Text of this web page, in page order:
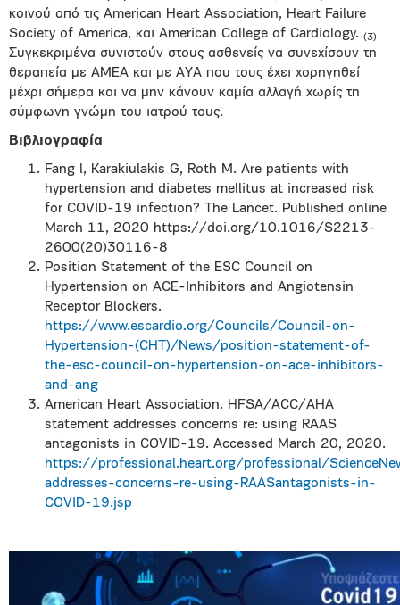
κοινού από τις American Heart Association, Heart Failure
Society of America, και American College of Cardiology. (3)
Συγκεκριμένα συνιστούν στους ασθενείς να συνεχίσουν τη
θεραπεία με ΑΜΕΑ και με ΑΥΑ που τους έχει χορηγηθεί
μέχρι σήμερα και να μην κάνουν καμία αλλαγή χωρίς τη
σύμφωνη γνώμη του ιατρού τους.
Βιβλιογραφία
Fang l, Karakiulakis G, Roth M. Are patients with
hypertension and diabetes mellitus at increased risk
for COVID-19 infection? The Lancet. Published online
March 11, 2020 https://doi.org/10.1016/S2213-
2600(20)30116-8
Position Statement of the ESC Council on
Hypertension on ACE-Inhibitors and Angiotensin
Receptor Blockers.
https://www.escardio.org/Councils/Council-on-
Hypertension-(CHT)/News/position-statement-of-
the-esc-council-on-hypertension-on-ace-inhibitors-
and-ang
American Heart Association. HFSA/ACC/AHA
statement addresses concerns re: using RAAS
antagonists in COVID-19. Accessed March 20, 2020.
https://professional.heart.org/professional/
addresses-concerns-re-using-RAASantagonists-in-
COVID-19.jsp